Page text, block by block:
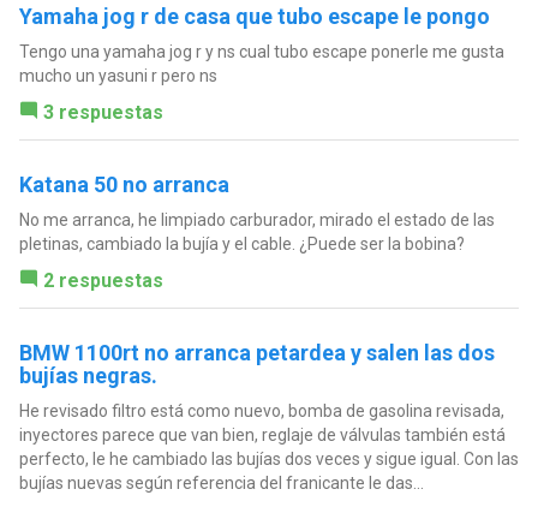
Yamaha jog r de casa que tubo escape le pongo
Tengo una yamaha jog r y ns cual tubo escape ponerle me gusta
mucho un yasuni r pero ns
3 respuestas
Katana 50 no arranca
No me arranca, he limpiado carburador, mirado el estado de las
pletinas, cambiado la bujía y el cable. ¿Puede ser la bobina?
2 respuestas
BMW 1100rt no arranca petardea y salen las dos
bujías negras.
He revisado filtro está como nuevo, bomba de gasolina revisada,
inyectores parece que van bien, reglaje de válvulas también está
perfecto, le he cambiado las bujías dos veces y sigue igual. Con las
bujías nuevas según referencia del franicante le das...